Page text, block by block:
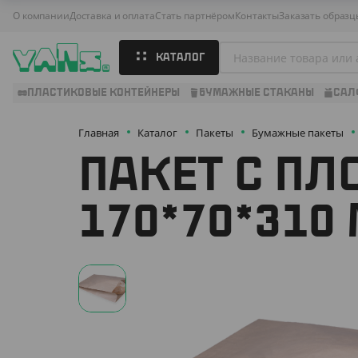
О компанииДоставка и оплатаСтать партнёромКонтактыЗаказать
КАТАЛОГ
ПЛАСТИКОВЫЕ КОНТЕЙНЕРЫ БУМАЖНЫЕ СТАКАНЫ
Главная Каталог Пакеты Бумажные пакеты
ПАКЕТ С